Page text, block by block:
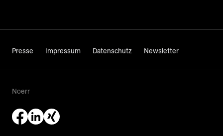
Presse Impressum Datenschutz Newsletter
Noerr